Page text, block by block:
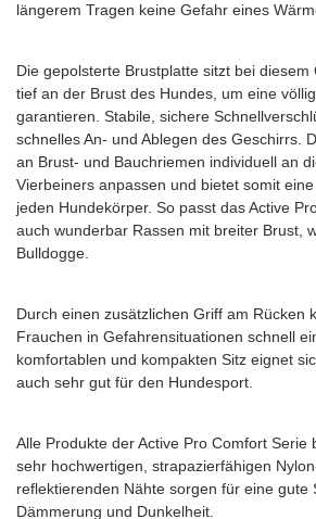
längerem Tragen keine Gefahr eines
Die gepolsterte Brustplatte sitzt bei
tief an der Brust des Hundes, um eine
garantieren. Stabile, sichere
schnelles An- und Ablegen des Geschirrs.
an Brust- und Bauchriemen individuell an
Vierbeiners anpassen und bietet somit
jeden Hundekörper. So passt das Active
auch wunderbar Rassen mit breiter Brust,
Bulldogge.
Durch einen zusätzlichen Griff am Rücken
Frauchen in Gefahrensituationen schnell
komfortablen und kompakten Sitz eignet
auch sehr gut für den Hundesport.
Alle Produkte der Active Pro Comfort Serie
sehr hochwertigen, strapazierfähigen
reflektierenden Nähte sorgen für eine gute
Dämmerung und Dunkelheit.